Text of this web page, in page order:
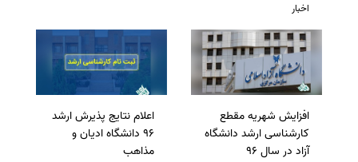
اخبار
افزایش شهریه مقطع
کارشناسی ارشد دانشگاه
آزاد در سال 96
اعلام نتایج پذیرش ارشد
96 دانشگاه ادیان و
مذاهب